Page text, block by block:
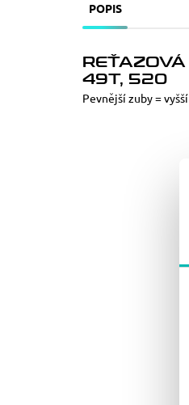
POPIS
49T, 520
Pevnější zuby =